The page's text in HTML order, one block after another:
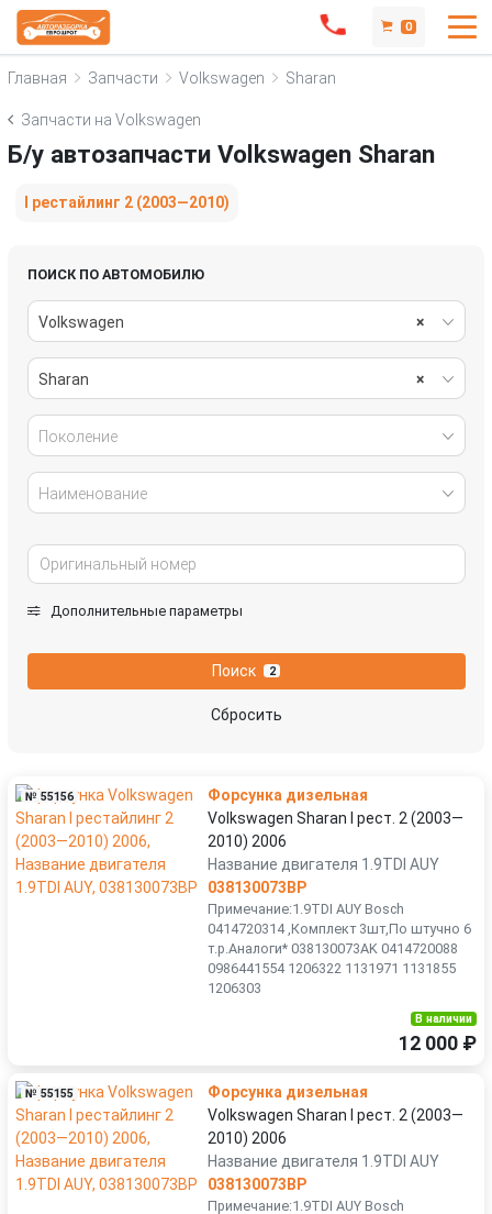
0
Главная Запчасти Volkswagen Sharan
Запчасти на Volkswagen
Б/у автозапчасти Volkswagen Sharan
I рестайлинг 2 (2003—2010)
ПОИСК ПО АВТОМОБИЛЮ
×
Volkswagen
×
Sharan
Поколение
Наименование
Дополнительные параметры
Поиск 2
Сбросить
№ 55156
Форсунка дизельная
Volkswagen Sharan I рест. 2 (2003—
2010) 2006
Название двигателя 1.9TDI AUY
038130073BP
Примечание:1.9TDI AUY Bosch
0414720314 ,Комплект 3шт,По штучно 6
т.р.Аналоги* 038130073AK 0414720088
0986441554 1206322 1131971 1131855
1206303
В наличии
12 000 ₽
№ 55155
Форсунка дизельная
Volkswagen Sharan I рест. 2 (2003—
2010) 2006
Название двигателя 1.9TDI AUY
038130073BP
Примечание:1.9TDI AUY Bosch